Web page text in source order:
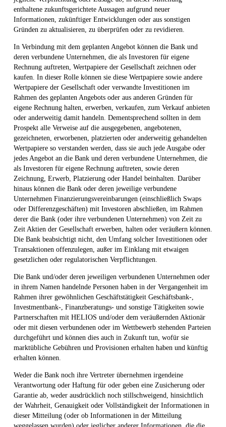
enthaltene zukunftsgerichtete Aussagen aufgrund neuer
Informationen, zukünftiger Entwicklungen oder aus sonstigen
Gründen zu aktualisieren, zu überprüfen oder zu revidieren.
In Verbindung mit dem geplanten Angebot können die Bank und
deren verbundene Unternehmen, die als Investoren für eigene
Rechnung auftreten, Wertpapiere der Gesellschaft zeichnen oder
kaufen. In dieser Rolle können sie diese Wertpapiere sowie andere
Wertpapiere der Gesellschaft oder verwandte Investitionen im
Rahmen des geplanten Angebots oder aus anderen Gründen für
eigene Rechnung halten, erwerben, verkaufen, zum Verkauf anbieten
oder anderweitig damit handeln. Dementsprechend sollten in dem
Prospekt alle Verweise auf die ausgegebenen, angebotenen,
gezeichneten, erworbenen, platzierten oder anderweitig gehandelten
Wertpapiere so verstanden werden, dass sie auch jede Ausgabe oder
jedes Angebot an die Bank und deren verbundene Unternehmen, die
als Investoren für eigene Rechnung auftreten, sowie deren
Zeichnung, Erwerb, Platzierung oder Handel beinhalten. Darüber
hinaus können die Bank oder deren jeweilige verbundene
Unternehmen Finanzierungsvereinbarungen (einschließlich Swaps
oder Differenzgeschäften) mit Investoren abschließen, im Rahmen
derer die Bank (oder ihre verbundenen Unternehmen) von Zeit zu
Zeit Aktien der Gesellschaft erwerben, halten oder veräußern können.
Die Bank beabsichtigt nicht, den Umfang solcher Investitionen oder
Transaktionen offenzulegen, außer im Einklang mit etwaigen
gesetzlichen oder regulatorischen Verpflichtungen.
Die Bank und/oder deren jeweiligen verbundenen Unternehmen oder
in ihrem Namen handelnde Personen haben in der Vergangenheit im
Rahmen ihrer gewöhnlichen Geschäftstätigkeit Geschäftsbank-,
Investmentbank-, Finanzberatungs- und sonstige Tätigkeiten sowie
Partnerschaften mit HELIOS und/oder dem veräußernden Aktionär
oder mit diesen verbundenen oder im Wettbewerb stehenden Parteien
durchgeführt und können dies auch in Zukunft tun, wofür sie
marktübliche Gebühren und Provisionen erhalten haben und künftig
erhalten können.
Weder die Bank noch ihre Vertreter übernehmen irgendeine
Verantwortung oder Haftung für oder geben eine Zusicherung oder
Garantie ab, weder ausdrücklich noch stillschweigend, hinsichtlich
der Wahrheit, Genauigkeit oder Vollständigkeit der Informationen in
dieser Mitteilung (oder ob Informationen in der Mitteilung